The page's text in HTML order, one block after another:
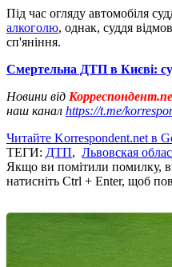
Під час огляду автомобіля
алкоголю, однак, суддя
сп'яніння.
Смертельна ДТП в Києві:
Новини від
наш канал https://t.me/
Читайте Korrespondent.net в
ТЕГИ: ДТП, Львовская
Якщо ви помітили помилку,
натисніть Ctrl + Enter, щоб